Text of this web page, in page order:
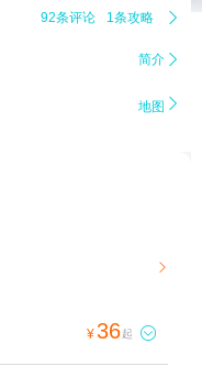
92条评论 1条攻略 
简介 
地图 

¥36起 